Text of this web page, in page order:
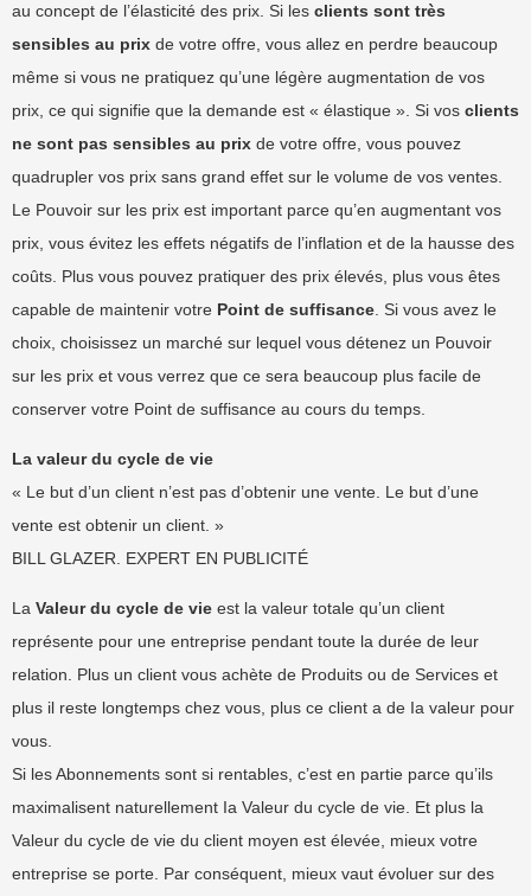
au concept de l’élasticité des prix. Si les clients sont très
sensibles au prix de votre offre, vous allez en perdre beaucoup
même si vous ne pratiquez qu’une légère augmentation de vos
prix, ce qui signifie que la demande est « élastique ». Si vos clients
ne sont pas sensibles au prix de votre offre, vous pouvez
quadrupler vos prix sans grand effet sur le volume de vos ventes.
Le Pouvoir sur les prix est important parce qu’en augmentant vos
prix, vous évitez les effets négatifs de l’inflation et de la hausse des
coûts. Plus vous pouvez pratiquer des prix élevés, plus vous êtes
capable de maintenir votre Point de suffisance . Si vous avez le
choix, choisissez un marché sur lequel vous détenez un Pouvoir
sur les prix et vous verrez que ce sera beaucoup plus facile de
conserver votre Point de suffisance au cours du temps.
La valeur du cycle de vie
« Le but d’un client n’est pas d’obtenir une vente. Le but d’une
vente est obtenir un client. »
BILL GLAZER. EXPERT EN PUBLICITÉ
La Valeur du cycle de vie est la valeur totale qu’un client
représente pour une entreprise pendant toute la durée de leur
relation. Plus un client vous achète de Produits ou de Services et
plus il reste longtemps chez vous, plus ce client a de Ia valeur pour
vous.
Si les Abonnements sont si rentables, c’est en partie parce qu’ils
maximalisent naturellement Ia Valeur du cycle de vie. Et plus la
Valeur du cycle de vie du client moyen est élevée, mieux votre
entreprise se porte. Par conséquent, mieux vaut évoluer sur des